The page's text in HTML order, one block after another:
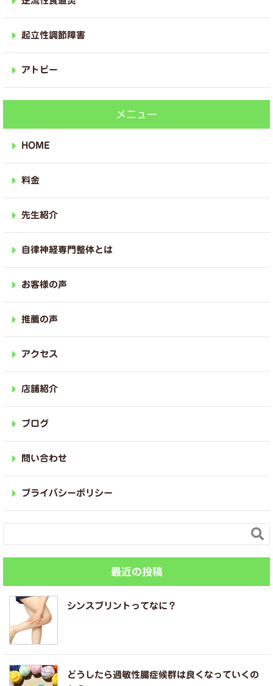
起立性調節障害
アトピー
メニュー
HOME
料金
先生紹介
自律神経専門整体とは
お客様の声
推薦の声
アクセス
店舗紹介
ブログ
問い合わせ
プライバシーポリシー

最近の投稿
シンスプリントってなに？
どうしたら過敏性腸症候群は良くなっていくの